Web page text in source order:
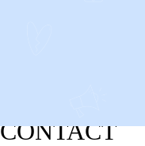
CONTACT